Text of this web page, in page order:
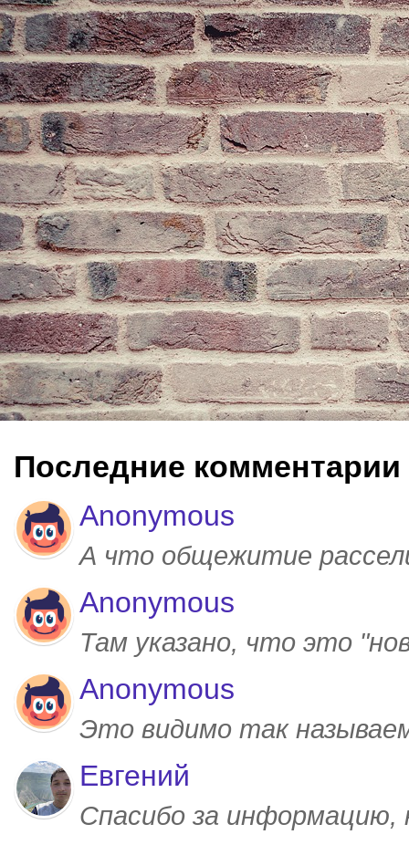
Последние комментарии
Anonymous
А что общежитие
Anonymous
Там указано, что это
Anonymous
Это видимо так
Евгений
Спасибо за